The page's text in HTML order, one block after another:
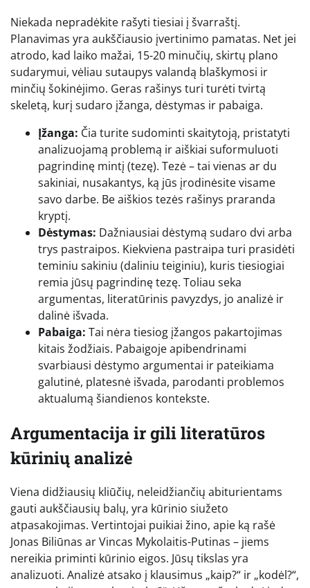
Niekada nepradėkite rašyti tiesiai į švarraštį.
Planavimas yra aukščiausio įvertinimo pamatas. Net jei
atrodo, kad laiko mažai, 15-20 minučių, skirtų plano
sudarymui, vėliau sutaupys valandą blaškymosi ir
minčių šokinėjimo. Geras rašinys turi turėti tvirtą
skeletą, kurį sudaro įžanga, dėstymas ir pabaiga.
Įžanga: Čia turite sudominti skaitytoją, pristatyti
analizuojamą problemą ir aiškiai suformuluoti
pagrindinę mintį (tezę). Tezė – tai vienas ar du
sakiniai, nusakantys, ką jūs įrodinėsite visame
savo darbe. Be aiškios tezės rašinys praranda
kryptį.
Dėstymas: Dažniausiai dėstymą sudaro dvi arba
trys pastraipos. Kiekviena pastraipa turi prasidėti
teminiu sakiniu (daliniu teiginiu), kuris tiesiogiai
remia jūsų pagrindinę tezę. Toliau seka
argumentas, literatūrinis pavyzdys, jo analizė ir
dalinė išvada.
Pabaiga: Tai nėra tiesiog įžangos pakartojimas
kitais žodžiais. Pabaigoje apibendrinami
svarbiausi dėstymo argumentai ir pateikiama
galutinė, platesnė išvada, parodanti problemos
aktualumą šiandienos kontekste.
Argumentacija ir gili literatūros
kūrinių analizė
Viena didžiausių kliūčių, neleidžiančių abiturientams
gauti aukščiausių balų, yra kūrinio siužeto
atpasakojimas. Vertintojai puikiai žino, apie ką rašė
Jonas Biliūnas ar Vincas Mykolaitis-Putinas – jiems
nereikia priminti kūrinio eigos. Jūsų tikslas yra
analizuoti. Analizė atsako į klausimus „kaip?“ ir „kodėl?“,